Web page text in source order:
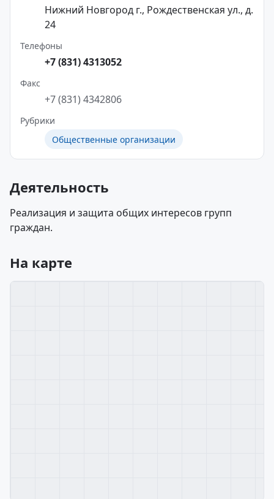
Нижний Новгород г., Рождественская ул., д.
24
Телефоны
+7 (831) 4313052
Факс
+7 (831) 4342806
Рубрики
Общественные организации
Деятельность
Реализация и защита общих интересов групп
граждан.
На карте